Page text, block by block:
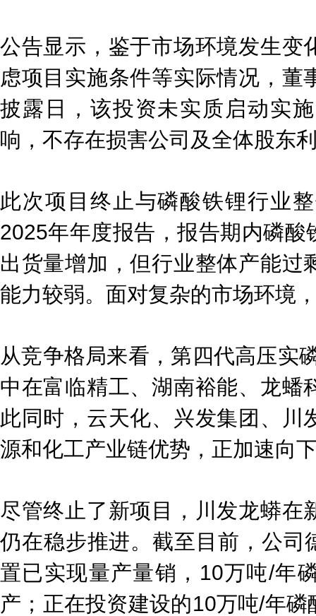
公告显示，鉴于市场环境发生变
虑项目实施条件等实际情况，董
披露日，该投资未实质启动实
响，不存在损害公司及全体股东
此次项目终止与磷酸铁锂行业
2025年年度报告，报告期内磷
出货量增加，但行业整体产能过
能力较弱。面对复杂的市场环境
从竞争格局来看，第四代高压实
中在富临精工、湖南裕能、龙蟠
此同时，云天化、兴发集团、川
源和化工产业链优势，正加速向
尽管终止了新项目，川发龙蟒在
仍在稳步推进。截至目前，公
置已实现量产量销，10万吨/年
产；正在投资建设的10万吨/年